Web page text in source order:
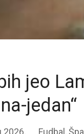
jeo
na-jedan“
2026. Fudbal ,